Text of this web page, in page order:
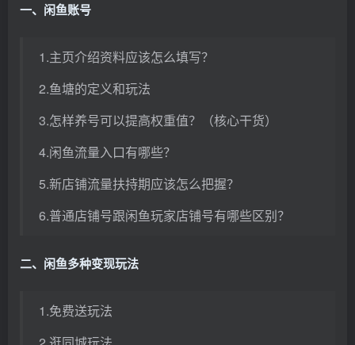
一、闲鱼账号
1.主页介绍资料应该怎么填写？
2.鱼塘的定义和玩法
3.怎样养号可以提高权重值？（核心干货）
4.闲鱼流量入口有哪些？
5.新店铺流量扶持期应该怎么把握？
6.普通店铺号跟闲鱼玩家店铺号有哪些区别？
二、闲鱼多种变现玩法
1.免费送玩法